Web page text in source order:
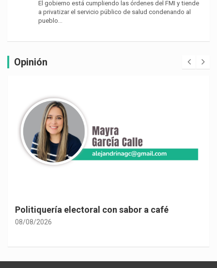
El gobierno está cumpliendo las órdenes del FMI y tiende
a privatizar el servicio público de salud condenando al
pueblo…
Opinión
Politiquería electoral con sabor a café
08/08/2026